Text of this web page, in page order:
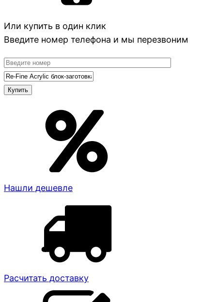
Или купить в один клик
Введите номер телефона и мы перезвоним
Нашли дешевле
Расчитать доставку